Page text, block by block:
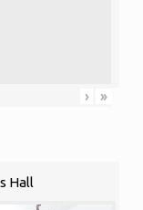
› »
Hall